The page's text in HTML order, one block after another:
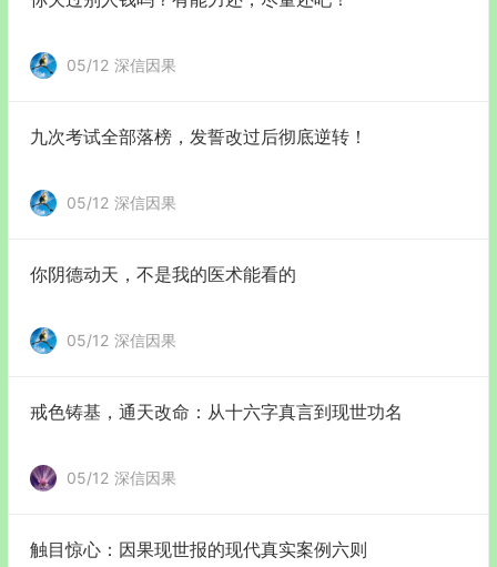
05/12 深信因果
九次考试全部落榜，发誓改过后彻底逆转！
05/12 深信因果
你阴德动天，不是我的医术能看的
05/12 深信因果
戒色铸基，通天改命：从十六字真言到现世功名
05/12 深信因果
触目惊心：因果现世报的现代真实案例六则